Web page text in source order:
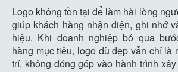
Logo không tồn tại để làm hài lòng
giúp khách hàng nhận diện, ghi nhớ
hiệu. Khi doanh nghiệp bỏ qua
hàng mục tiêu, logo dù đẹp vẫn chỉ là
trí, không đóng góp vào hành trình